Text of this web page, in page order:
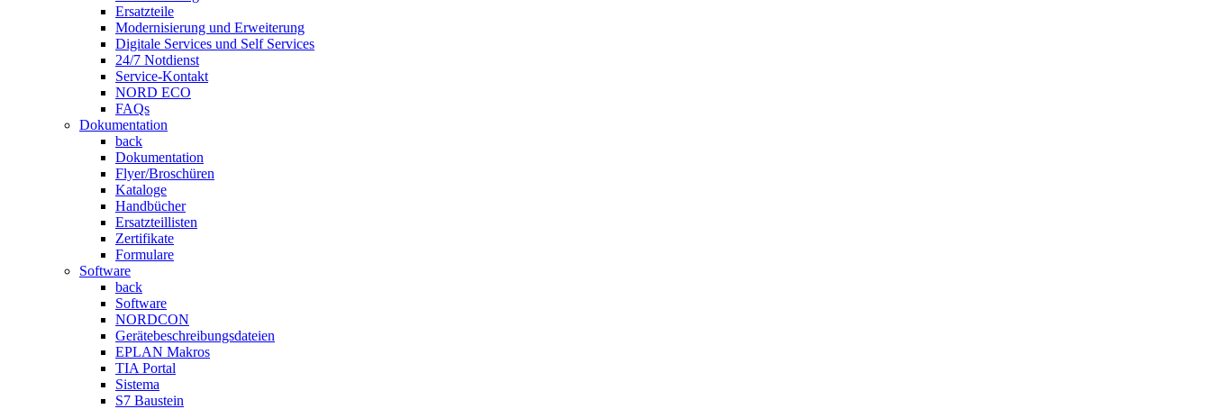
Ersatzteile
Modernisierung und Erweiterung
Digitale Services und Self Services
24/7 Notdienst
Service-Kontakt
NORD ECO
FAQs
Dokumentation
back
Dokumentation
Flyer/Broschüren
Kataloge
Handbücher
Ersatzteillisten
Zertifikate
Formulare
Software
back
Software
NORDCON
Gerätebeschreibungsdateien
EPLAN Makros
TIA Portal
Sistema
S7 Baustein